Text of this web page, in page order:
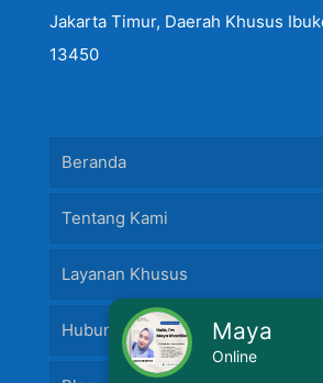
Jakarta Timur, Daerah Khusus
13450
Beranda
Tentang Kami
Layanan Khusus
Hubungi Kami Maya
Online